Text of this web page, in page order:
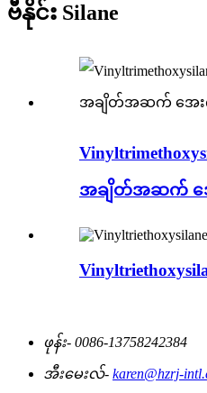
ဗီနိုင်း Silane
အချိတ်အဆက် အေ
ဖုန်း- 0086-13758242384
အီးမေးလ်- karen@hzrj-